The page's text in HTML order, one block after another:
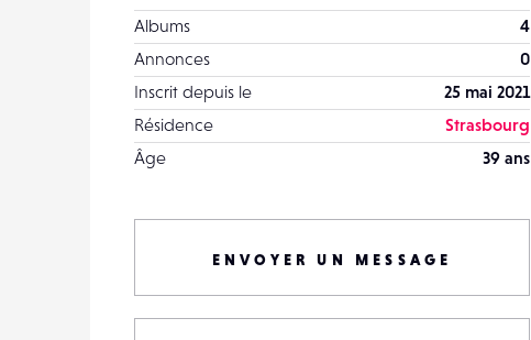
Albums
4
Annonces
0
Inscrit depuis le
25 mai 2021
Résidence
Strasbourg
Âge
39 ans
ENVOYER UN MESSAGE